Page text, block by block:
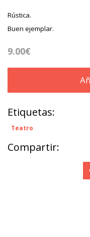
Rústica.
Buen ejemplar.
9.00€
Etiquetas:
Teatro
Compartir: